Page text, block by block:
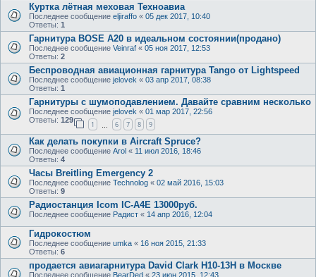
Куртка лётная меховая Техноавиа
Последнее сообщение eljiraffo « 05 дек 2017, 10:40
Ответы: 1
Гарнитура BOSE A20 в идеальном состоянии(продано)
Последнее сообщение Veinraf « 05 ноя 2017, 12:53
Ответы: 2
Беспроводная авиационная гарнитура Tango от Lightspeed
Последнее сообщение jelovek « 03 апр 2017, 08:38
Ответы: 1
Гарнитуры с шумоподавлением. Давайте сравним несколько
Последнее сообщение jelovek « 01 мар 2017, 22:56
Ответы: 129
1 6 7 8 9
Как делать покупки в Aircraft Spruce?
Последнее сообщение Arol « 11 июл 2016, 18:46
Ответы: 4
Часы Breitling Emergency 2
Последнее сообщение Technolog « 02 май 2016, 15:03
Ответы: 9
Радиостанция Icom IC-A4E 13000руб.
Последнее сообщение Радист « 14 апр 2016, 12:04
Гидрокостюм
Последнее сообщение umka « 16 ноя 2015, 21:33
Ответы: 6
продается авиагарнитура David Clark H10-13H в Москве
Последнее сообщение BearDed « 23 июн 2015, 12:43